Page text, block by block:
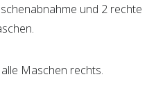
und 2 rechte
Maschen rechts.